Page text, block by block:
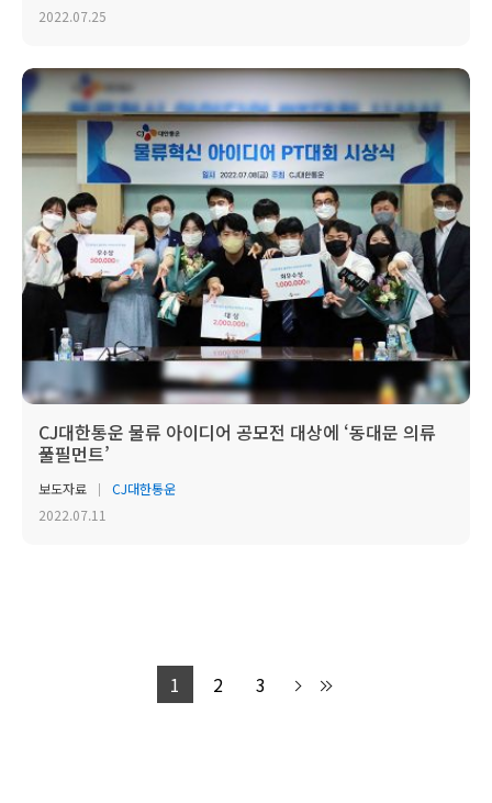
2022.07.25
CJ대한통운 물류 아이디어 공모전 대상에 ‘동대문 의류
풀필먼트’
보도자료
CJ대한통운
2022.07.11
1 2 3